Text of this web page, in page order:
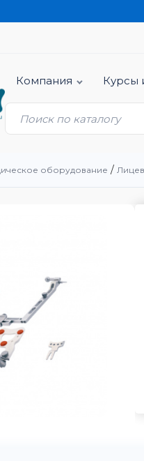
Компания Курсы
оборудование /